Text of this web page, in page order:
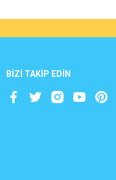
BİZİ TAKİP EDİN